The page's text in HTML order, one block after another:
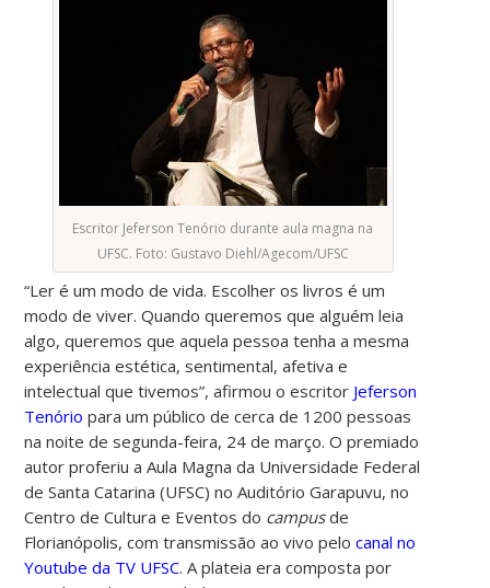
Escritor Jeferson Tenório durante aula magna na
UFSC. Foto: Gustavo Diehl/Agecom/UFSC
“Ler é um modo de vida. Escolher os livros é um
modo de viver. Quando queremos que alguém leia
algo, queremos que aquela pessoa tenha a mesma
experiência estética, sentimental, afetiva e
intelectual que tivemos”, afirmou o escritor Jeferson
Tenório para um público de cerca de 1200 pessoas
na noite de segunda-feira, 24 de março. O premiado
autor proferiu a Aula Magna da Universidade Federal
de Santa Catarina (UFSC) no Auditório Garapuvu, no
Centro de Cultura e Eventos do campusde
Florianópolis, comtransmissão ao vivo pelocanal no
Youtube da TV UFSC. A plateia era composta por